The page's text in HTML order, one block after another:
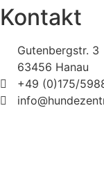
Kontakt
Gutenbergstr. 3
63456 Hanau
+49 (0)175/